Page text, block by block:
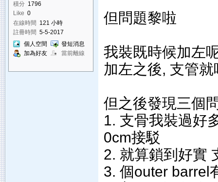
積分 1796
Like 0
在線時間 121 小時
註冊時間 5-5-2017
個人空間
發短消息
加為好友
當前離線
但問題黎啦
我裝既時候加左
加左之後, 支管
但之後發現三個
1. 支骨我裝過好
0cm接駁
2. 就算鎖到好實
3. 個outer barrel